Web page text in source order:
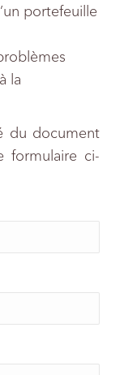
portefeuille
la
du document
formulaire ci-